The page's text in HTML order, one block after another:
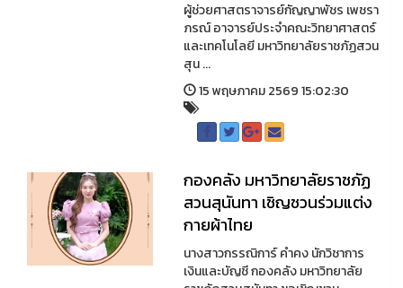
ผู้ช่วยศาสตราจารย์กัญญาพัชร เพชรา
ภรณ์ อาจารย์ประจำคณะวิทยาศาสตร์
และเทคโนโลยี มหาวิทยาลัยราชภัฏสวน
สุน ...
15 พฤษภาคม 2569 15:02:30
กองคลัง มหาวิทยาลัยราชภัฏ
สวนสุนันทา เชิญชวนร่วมแต่ง
กายผ้าไทย
นางสาวกรรณิการ์ คำคง นักวิชาการ
เงินและบัญชี กองคลัง มหาวิทยาลัย